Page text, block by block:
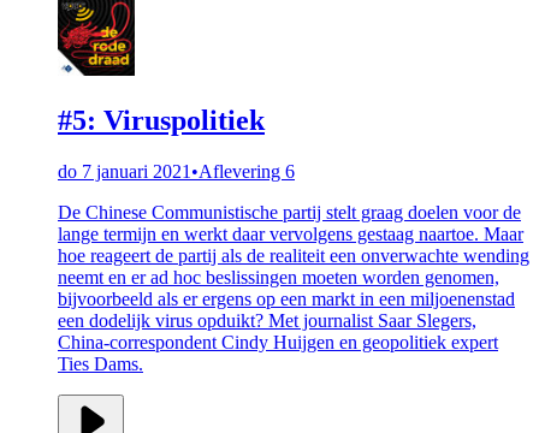
#5: Viruspolitiek
do 7 januari 2021 •Aflevering 6
De Chinese Communistische partij stelt graag doelen voor de
lange termijn en werkt daar vervolgens gestaag naartoe. Maar
hoe reageert de partij als de realiteit een onverwachte wending
neemt en er ad hoc beslissingen moeten worden genomen,
bijvoorbeeld als er ergens op een markt in een miljoenenstad
een dodelijk virus opduikt? Met journalist Saar Slegers,
China-correspondent Cindy Huijgen en geopolitiek expert
Ties Dams.